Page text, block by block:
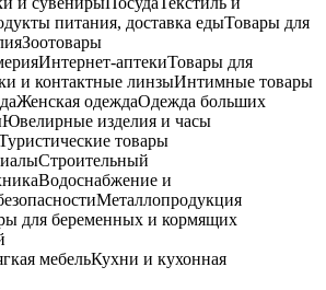
питания, доставка едыТовары для
Зоотовары
Интернет-аптекиТовары для
и контактные линзыИнтимные товары
Женская одеждаОдежда больших
Ювелирные изделия и часы
товары
Строительный
Водоснабжение и
Металлопродукция
для беременных и кормящих
мебельКухни и кухонная